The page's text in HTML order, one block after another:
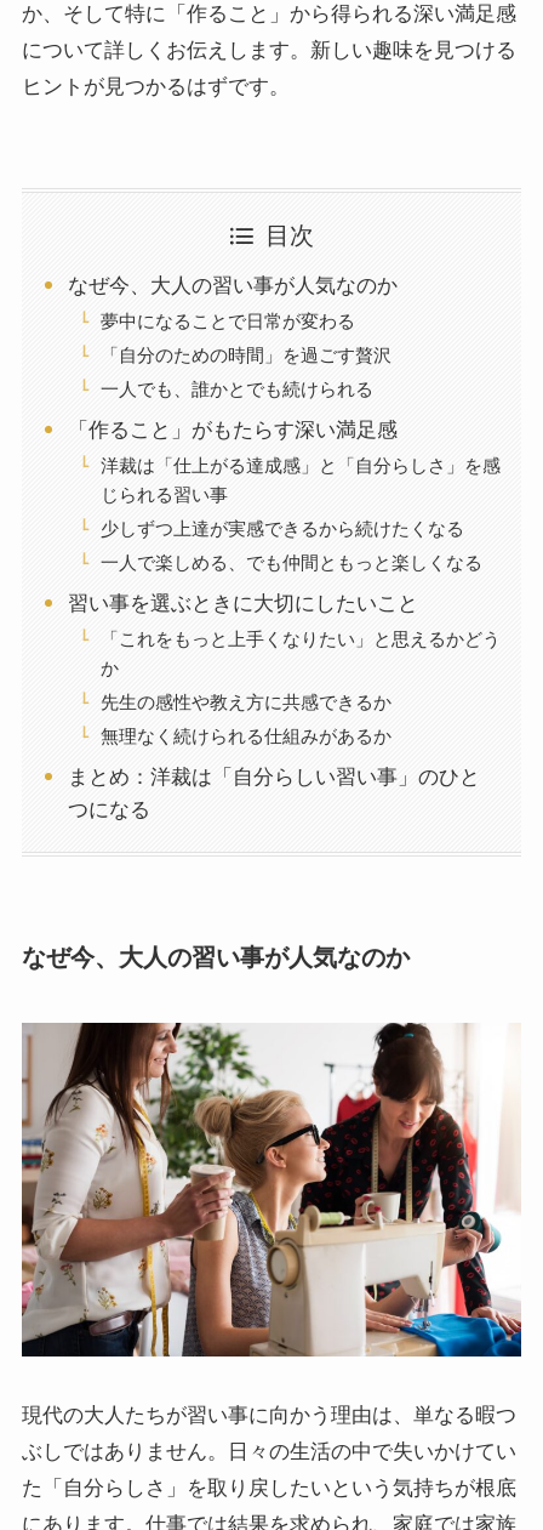
か、そして特に「作ること」から得られる深い満足感
について詳しくお伝えします。新しい趣味を見つける
ヒントが見つかるはずです。
目次
なぜ今、大人の習い事が人気なのか
夢中になることで日常が変わる
「自分のための時間」を過ごす贅沢
一人でも、誰かとでも続けられる
「作ること」がもたらす深い満足感
洋裁は「仕上がる達成感」と「自分らしさ」を感
じられる習い事
少しずつ上達が実感できるから続けたくなる
一人で楽しめる、でも仲間ともっと楽しくなる
習い事を選ぶときに大切にしたいこと
「これをもっと上手くなりたい」と思えるかどう
か
先生の感性や教え方に共感できるか
無理なく続けられる仕組みがあるか
まとめ：洋裁は「自分らしい習い事」のひと
つになる
なぜ今、大人の習い事が人気なのか
現代の大人たちが習い事に向かう理由は、単なる暇つ
ぶしではありません。日々の生活の中で失いかけてい
た「自分らしさ」を取り戻したいという気持ちが根底
にあります。仕事では結果を求められ、家庭では家族